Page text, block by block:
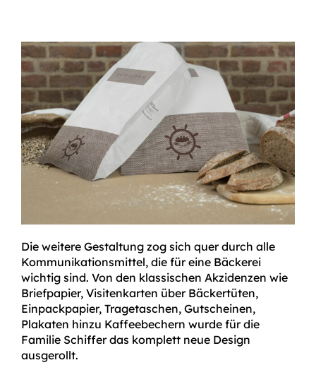
Die weitere Gestaltung zog sich quer durch alle
Kommunikationsmittel, die für eine Bäckerei
wichtig sind. Von den klassischen Akzidenzen wie
Briefpapier, Visitenkarten über Bäckertüten,
Einpackpapier, Tragetaschen, Gutscheinen,
Plakaten hinzu Kaffeebechern wurde für die
Familie Schiffer das komplett neue Design
ausgerollt.